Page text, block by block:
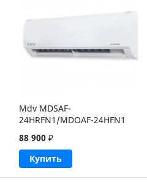
Mdv MDSAF-
24HRFN1/MDOAF-24HFN1
88 900₽
Купить